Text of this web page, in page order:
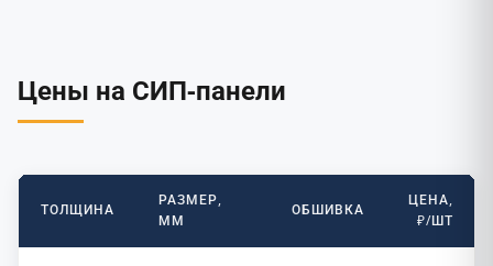
Цены на СИП-панели
ТОЛЩИНА
РАЗМЕР,
ММ
ОБШИВКА
ЦЕНА,
₽/ШТ